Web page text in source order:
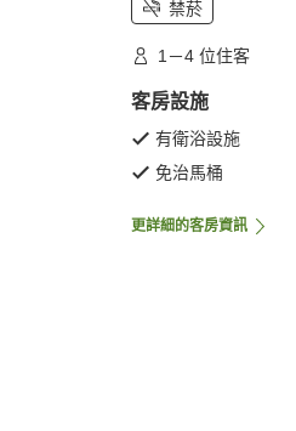
禁菸
1－4 位住客
客房設施
有衛浴設施
免治馬桶
更詳細的客房資訊